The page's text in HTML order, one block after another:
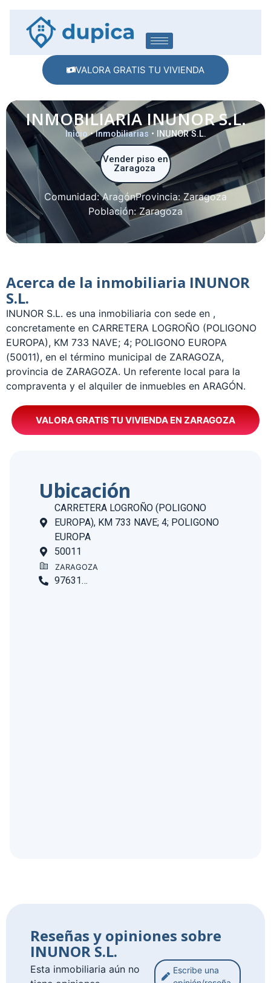
VALORA GRATIS TU VIVIENDA
INMOBILIARIA INUNOR S.L.
Inicio•Inmobiliarias • INUNOR S.L.
Vender piso en
Zaragoza
Comunidad:AragónProvincia:Zaragoza
Población: Zaragoza
Acerca de la inmobiliaria INUNOR
S.L.
­INUNOR S.L. es una inmobiliaria con sede en ,
concretamente en CARRETERA LOGROÑO (POLIGONO
EUROPA), KM 733 NAVE; 4; POLIGONO EUROPA
(50011), en el término municipal de ZARAGOZA,
provincia de ZARAGOZA. Un referente local para la
compraventa y el alquiler de inmuebles en ARAGÓN.
VALORA GRATIS TU VIVIENDA EN ZARAGOZA
Ubicación
CARRETERA LOGROÑO (POLIGONO
EUROPA), KM 733 NAVE; 4; POLIGONO
EUROPA
50011
ZARAGOZA
976317779
Reseñas y opiniones sobre
INUNOR S.L.
Esta inmobiliaria aún no
Escribe una